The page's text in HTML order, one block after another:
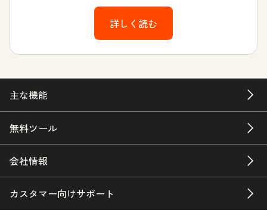
詳しく読む
主な機能
無料ツール
会社情報
カスタマー向けサポート